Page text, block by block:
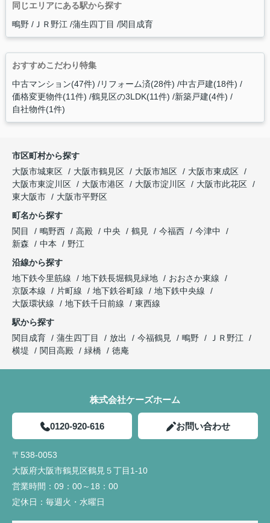
同じエリアにある駅から探す
鴫野 ＪＲ野江 蒲生四丁目 関目成育
おすすめこだわり特集
中古マンション(47件) リフォーム済(28件) 中古戸建(18件)
価格変更物件(11件) 鶴見区の3LDK(11件) 新築戸建(4件)
自社物件(1件)
市区町村から探す
大阪市城東区
大阪市鶴見区 大阪市旭区
大阪市東成区
大阪市東淀川区
大阪市港区 大阪市淀川区
大阪市此花区
東大阪市
大阪市平野区
町名から探す
関目
鴫野西 高殿 中央 鶴見 今福西
今津中
新森
中本
野江
沿線から探す
地下鉄今里筋線
地下鉄長堀鶴見緑地
おおさか東線
京阪本線
片町線 地下鉄谷町線
地下鉄中央線
大阪環状線
地下鉄千日前線
東西線
駅から探す
関目成育
蒲生四丁目 放出 今福鶴見 鴫野
ＪＲ野江
横堤
関目高殿 緑橋 徳庵
株式会社ケーズホーム
0120-920-616 お問い合わせ
〒538-0053
大阪府大阪市鶴見区鶴見５丁目1-10
営業時間： 09：00～18：00
定休日： 毎週火・水曜日